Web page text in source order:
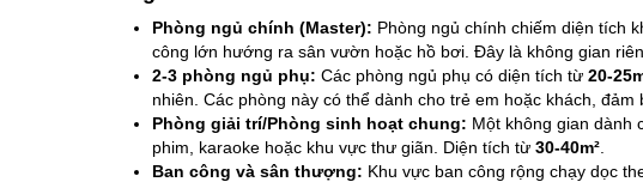
Phòng ngủ chính (Master): Phòng ngủ chính chiếm diện tích
công lớn hướng ra sân vườn hoặc hồ bơi. Đây là không gian
2-3 phòng ngủ phụ: Các phòng ngủ phụ có diện tích từ 20-
nhiên. Các phòng này có thể dành cho trẻ em hoặc khách, đảm
Phòng giải trí/Phòng sinh hoạt chung: Một không gian dành
phim, karaoke hoặc khu vực thư giãn. Diện tích từ 30-40m²
Ban công và sân thượng: Khu vực ban công rộng chạy dọc